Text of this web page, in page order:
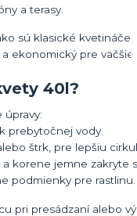
a terasy.
sú klasické
ekonomický pre väčšie
40l?
prebytočnej vody.
štrk, pre lepšiu
korene jemne zakryte
podmienky pre rastlinu.
pri presádzaní alebo